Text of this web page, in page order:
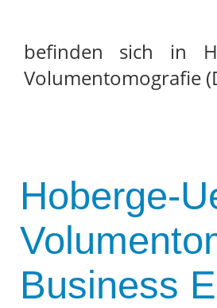
befinden sich in
Volumentomografie
Hoberge-
Business